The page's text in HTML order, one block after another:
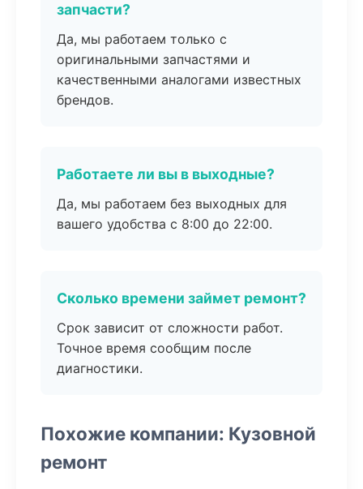
запчасти?
Да, мы работаем только с
оригинальными запчастями и
качественными аналогами известных
брендов.
Работаете ли вы в выходные?
Да, мы работаем без выходных для
вашего удобства с 8:00 до 22:00.
Сколько времени займет ремонт?
Срок зависит от сложности работ.
Точное время сообщим после
диагностики.
Похожие компании: Кузовной
ремонт